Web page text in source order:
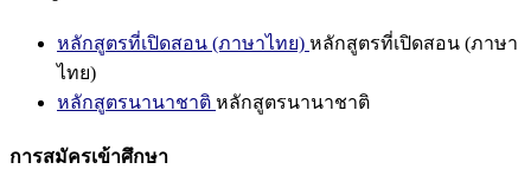
หลักสูตรที่เปิดสอน (ภาษาไทย) หลักสูตรที่เปิดสอน (ภาษา
ไทย)
หลักสูตรนานาชาติ หลักสูตรนานาชาติ
การสมัครเข้าศึกษา